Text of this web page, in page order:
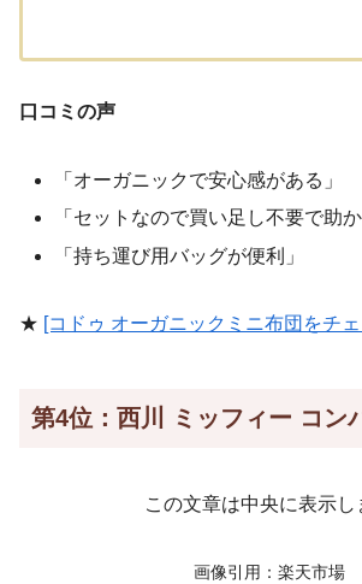
口コミの声
「オーガニックで安心感がある」
「セットなので買い足し不要で助か
「持ち運び用バッグが便利」
★ [コドゥ オーガニックミニ布団をチ
第4位：西川 ミッフィー コン
この文章は中央に表示し
画像引用：楽天市場